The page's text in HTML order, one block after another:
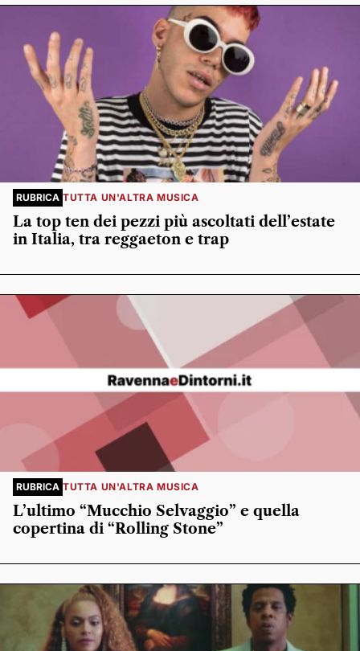
RUBRICA TUTTA UN'ALTRA MUSICA
La top ten dei pezzi più ascoltati dell’estate
in Italia, tra reggaeton e trap
RUBRICA TUTTA UN'ALTRA MUSICA
L’ultimo “Mucchio Selvaggio” e quella
copertina di “Rolling Stone”